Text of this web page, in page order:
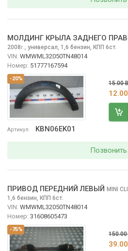
-20%
Артикул KBN06EK01
МОЛДИНГ КРЫЛА ЗАДНЕГО
2008г., универсал, 1,6 бензин, КПП 6ст.
VIN: WMWML32050TN48014
Номер: 51777167594
15.00
Позвонить
-75%
ПРИВОД ПЕРЕДНИЙ ЛЕВЫЙ MINI
1,6 бензин, КПП 6ст.
VIN: WMWML32050TN48014
Номер: 31608605473
150.00